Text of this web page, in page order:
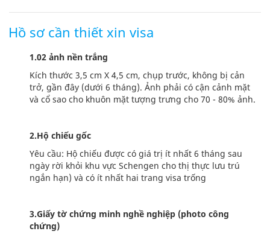
Hồ sơ cần thiết xin visa
1.02 ảnh nền trắng
Kích thước 3,5 cm X 4,5 cm, chụp trước, không bị cản
trở, gần đây (dưới 6 tháng). Ảnh phải có cận cảnh mặt
và cổ sao cho khuôn mặt tượng trưng cho 70 - 80% ảnh.
2.Hộ chiếu gốc
Yêu cầu: Hộ chiếu được có giá trị ít nhất 6 tháng sau
ngày rời khỏi khu vực Schengen cho thị thực lưu trú
ngắn hạn) và có ít nhất hai trang visa trống
3.Giấy tờ chứng minh nghề nghiệp (photo công
chứng)